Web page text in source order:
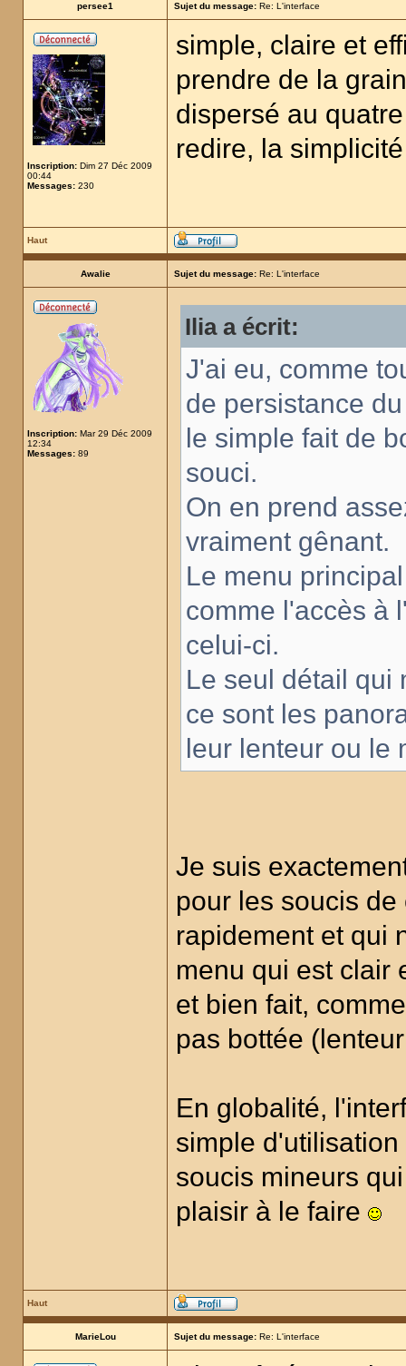
persee1 Sujet du message: Re: L'interface
Inscription: Dim 27 Déc 2009
00:44
Messages: 230
simple, claire et
prendre de la
dispersé au
redire, la
Haut
Awalie Sujet du message: Re: L'interface
Inscription: Mar 29 Déc 2009
12:34
Messages: 89
Ilia a écrit:
J'ai eu, comme
de persistance
le simple fait de
souci.
On en prend
vraiment gênant.
Le menu
comme l'accès à
celui-ci.
Le seul détail qui
ce sont les
leur lenteur ou le
Je suis
pour les soucis
rapidement et qui
menu qui est clair
et bien fait,
pas bottée
En globalité,
simple
soucis mineurs
plaisir à le faire
Haut
MarieLou Sujet du message: Re: L'interface